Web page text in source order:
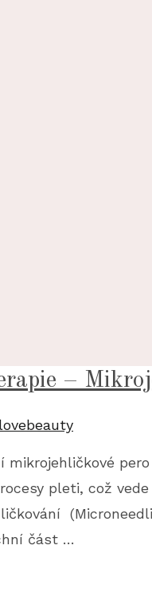
–
mikrojehličkové
pleti, což
část …